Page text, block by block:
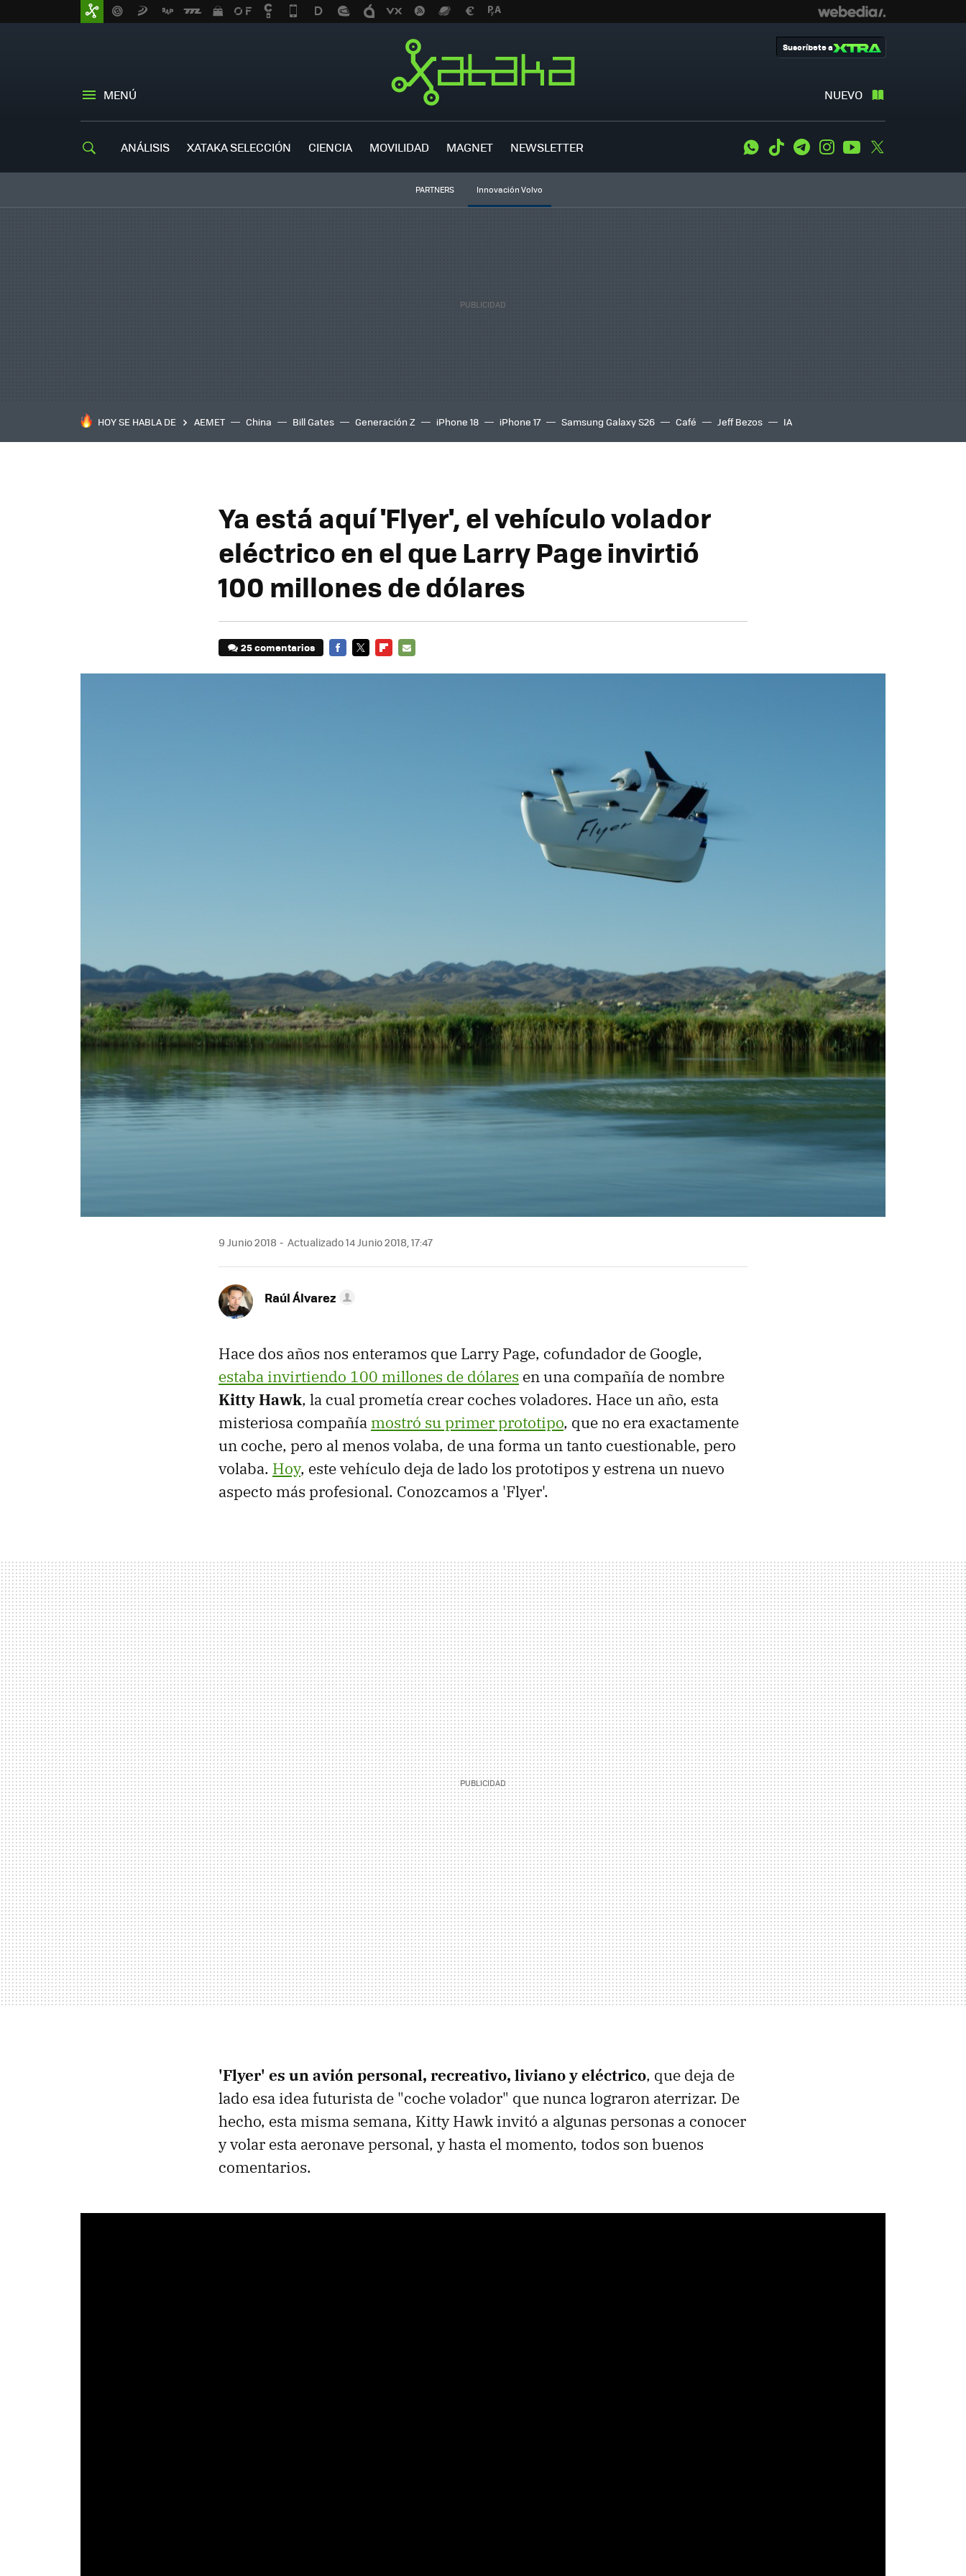
MENÚ NUEVO
Suscríbete a
ANÁLISIS XATAKA SELECCIÓN CIENCIA MOVILIDAD MAGNET NEWSLETTER WhatsApp
Tiktok TelegramInstagramYoutube
PARTNERS Innovación Volvo
HOY SE HABLA DE AEMET China Bill Gates Generación Z iPhone 18 iPhone 17 Samsung Galaxy S26 Café Jeff Bezos IA
Ya está aquí 'Flyer', el vehículo volador
eléctrico en el que Larry Page invirtió
100 millones de dólares
25 comentarios
9 Junio 2018 Actualizado 14 Junio 2018, 17:47
Raúl Álvarez
Hace dos años nos enteramos que Larry Page, cofundador de Google,
estaba invirtiendo 100 millones de dólares en una compañía de nombre
Kitty Hawk, la cual prometía crear coches voladores. Hace un año, esta
misteriosa compañía mostró su primer prototipo, que no era exactamente
un coche, pero al menos volaba, de una forma un tanto cuestionable, pero
volaba. Hoy, este vehículo deja de lado los prototipos y estrena un nuevo
aspecto más profesional. Conozcamos a 'Flyer'.
'Flyer' es un avión personal, recreativo, liviano y eléctrico, que deja de
lado esa idea futurista de "coche volador" que nunca lograron aterrizar. De
hecho, esta misma semana, Kitty Hawk invitó a algunas personas a conocer
y volar esta aeronave personal, y hasta el momento, todos son buenos
comentarios.